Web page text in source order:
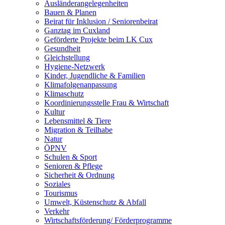
Ausländerangelegenheiten
Bauen & Planen
Beirat für Inklusion / Seniorenbeirat
Ganztag im Cuxland
Geförderte Projekte beim LK Cux
Gesundheit
Gleichstellung
Hygiene-Netzwerk
Kinder, Jugendliche & Familien
Klimafolgenanpassung
Klimaschutz
Koordinierungsstelle Frau & Wirtschaft
Kultur
Lebensmittel & Tiere
Migration & Teilhabe
Natur
ÖPNV
Schulen & Sport
Senioren & Pflege
Sicherheit & Ordnung
Soziales
Tourismus
Umwelt, Küstenschutz & Abfall
Verkehr
Wirtschaftsförderung/ Förderprogramme